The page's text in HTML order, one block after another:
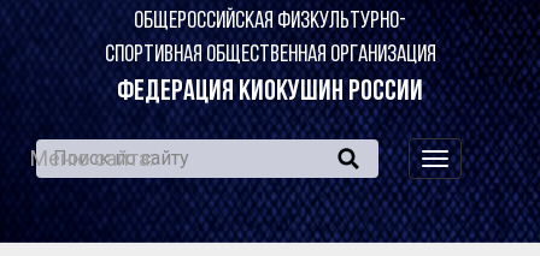
ОБЩЕРОССИЙСКАЯ ФИЗКУЛЬТУРНО-
СПОРТИВНАЯ ОБЩЕСТВЕННАЯ ОРГАНИЗАЦИЯ
ФЕДЕРАЦИЯ КИОКУШИН РОССИИ
навигация
по
сайту
Меню сайта: